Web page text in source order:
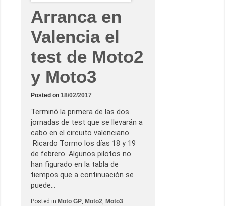
p
n
a
A
ó
n
a
n
t
J
r
g
M
a
í
Arranca en
Valencia el
test de Moto2
y Moto3
Posted on 18/02/2017
Terminó la primera de las dos
jornadas de test que se llevarán a
cabo en el circuito valenciano
Ricardo Tormo los días 18 y 19
de febrero. Algunos pilotos no
han figurado en la tabla de
tiempos que a continuación se
puede…
Posted in Moto GP, Moto2, Moto3